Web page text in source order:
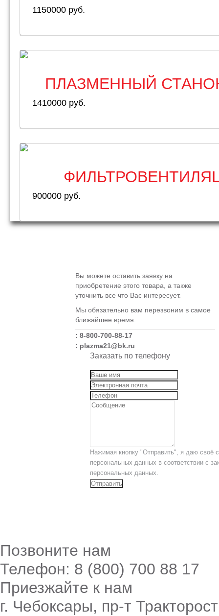
1150000 руб.
ПЛАЗМЕННЫЙ
1410000 руб.
900000 руб.
Вы можете оставить заявку на
приобретение этого товара, а также
уточнить все что Вас интересует.
Мы обязательно вам перезвоним в самое
ближайшее время.
: 8-800-700-88-17
: plazma21@bk.ru
Заказать по телефону
Нажимая кнопку "Отправить", я даю своё
персональных данных в соответствии с
персональных данных.
Отправить
Позвоните нам
Телефон: 8 (800) 700 88 17
Приезжайте к нам
г. Чебоксары, пр-т